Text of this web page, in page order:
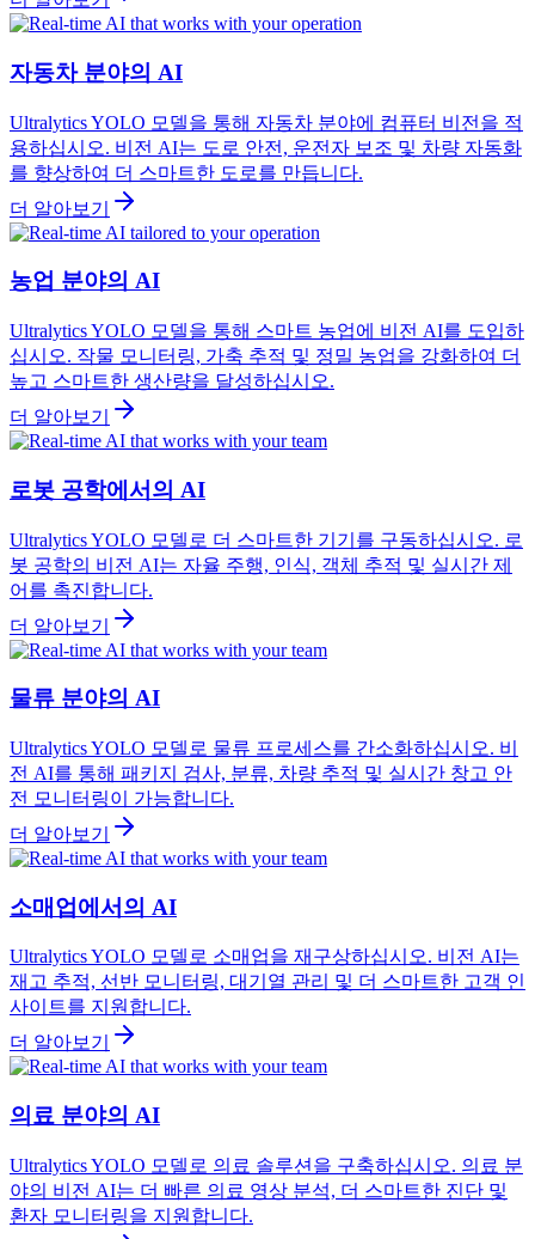
자동차 분야의 AI
Ultralytics YOLO 모델을 통해 자동차 분야에 컴퓨터 비전을 적
용하십시오. 비전 AI는 도로 안전, 운전자 보조 및 차량 자동화
를 향상하여 더 스마트한 도로를 만듭니다.
더 알아보기
농업 분야의 AI
Ultralytics YOLO 모델을 통해 스마트 농업에 비전 AI를 도입하
십시오. 작물 모니터링, 가축 추적 및 정밀 농업을 강화하여 더
높고 스마트한 생산량을 달성하십시오.
더 알아보기
로봇 공학에서의 AI
Ultralytics YOLO 모델로 더 스마트한 기기를 구동하십시오. 로
봇 공학의 비전 AI는 자율 주행, 인식, 객체 추적 및 실시간 제
어를 촉진합니다.
더 알아보기
물류 분야의 AI
Ultralytics YOLO 모델로 물류 프로세스를 간소화하십시오. 비
전 AI를 통해 패키지 검사, 분류, 차량 추적 및 실시간 창고 안
전 모니터링이 가능합니다.
더 알아보기
소매업에서의 AI
Ultralytics YOLO 모델로 소매업을 재구상하십시오. 비전 AI는
재고 추적, 선반 모니터링, 대기열 관리 및 더 스마트한 고객 인
사이트를 지원합니다.
더 알아보기
의료 분야의 AI
Ultralytics YOLO 모델로 의료 솔루션을 구축하십시오. 의료 분
야의 비전 AI는 더 빠른 의료 영상 분석, 더 스마트한 진단 및
환자 모니터링을 지원합니다.